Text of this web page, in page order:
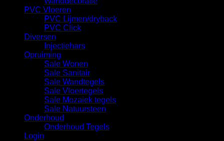
PVC Vloeren
PVC Lijmen/dryback
PVC Click
Diversen
Injectiehars
Opruiming
Sale Wonen
Sale Sanitair
Sale Wandtegels
Sale Vloertegels
Sale Mozaiek tegels
Sale Natuursteen
Onderhoud
Onderhoud Tegels
Login